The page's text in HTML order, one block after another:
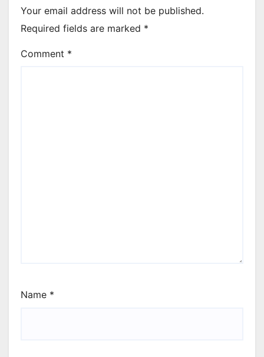
Your email address will not be published.
Required fields are marked *
Comment *
Name *